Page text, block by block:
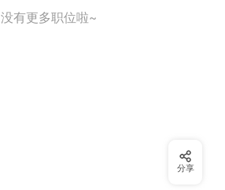
没有更多职位啦~
分享